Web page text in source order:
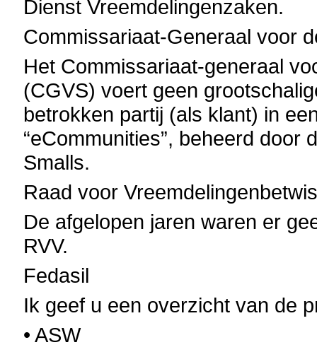
Dienst Vreemdelingenzaken.
Commissariaat-Generaal voor
Het Commissariaat-generaal
(CGVS) voert geen
betrokken partij (als klant) in
“eCommunities”, beheerd
Smalls.
Raad voor
De afgelopen jaren waren er
RVV.
Fedasil
Ik geef u een overzicht van de
• ASW